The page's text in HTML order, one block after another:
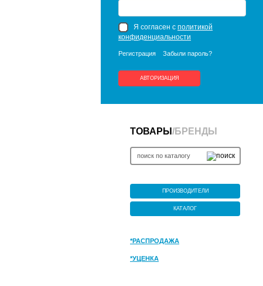
Я согласен с политикой
конфиденциальности
Регистрация Забыли пароль?
АВТОРИЗАЦИЯ
ТОВАРЫ /БРЕНДЫ
ПРОИЗВОДИТЕЛИ
КАТАЛОГ
*РАСПРОДАЖА
*УЦЕНКА